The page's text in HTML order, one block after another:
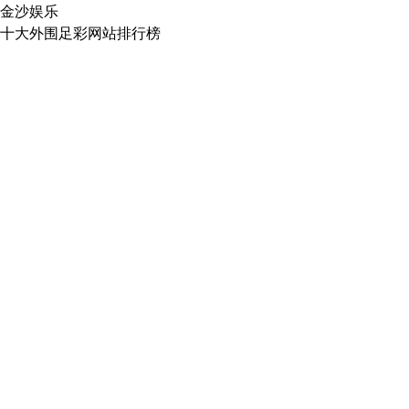
金沙娱乐
十大外围足彩网站排行榜